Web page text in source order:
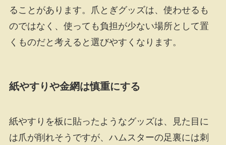
ることがあります。爪とぎグッズは、使わせるも
のではなく、使っても負担が少ない場所として置
くものだと考えると選びやすくなります。
紙やすりや金網は慎重にする
紙やすりを板に貼ったようなグッズは、見た目に
は爪が削れそうですが、ハムスターの足裏には刺